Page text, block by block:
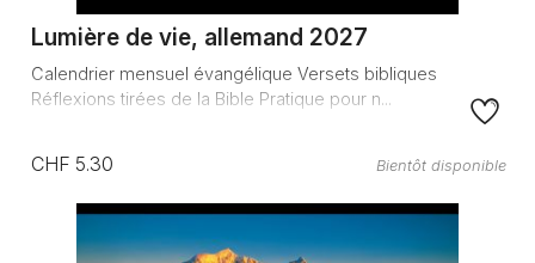
Lumière de vie, allemand 2027
Calendrier mensuel évangélique Versets bibliques
Réflexions tirées de la Bible Pratique pour n...
CHF 5.30 Bientôt disponible